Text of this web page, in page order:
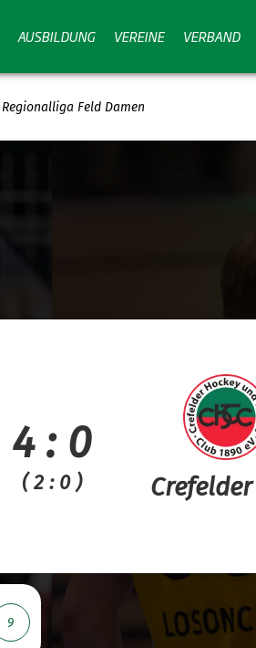
AUSBILDUNG VEREINE VERBAND
Regionalliga Feld Damen
4 : 0
( 2 : 0 ) Crefelder
9